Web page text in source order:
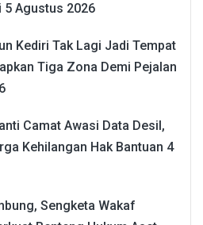
5 Agustus 2026
Kediri Tak Lagi Jadi Tempat
Tiga Zona Demi Pejalan
Camat Awasi Data Desil,
Kehilangan Hak Bantuan 4
Sengketa Wakaf